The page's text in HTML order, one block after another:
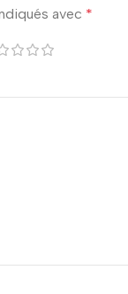
avec *